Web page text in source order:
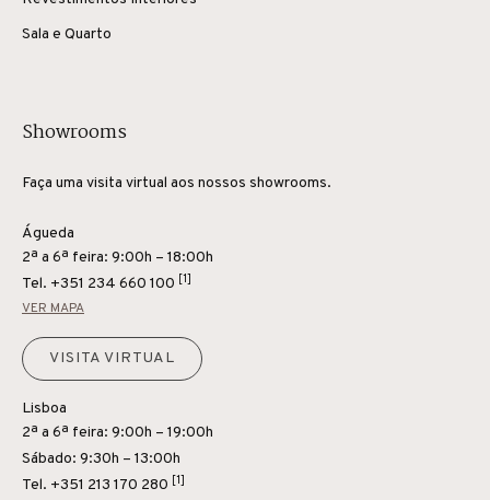
Sala e Quarto
Showrooms
Faça uma visita virtual aos nossos showrooms.
Águeda
2ª a 6ª feira: 9:00h – 18:00h
Tel. +351 234 660 100 [1]
VER MAPA
VISITA VIRTUAL
Lisboa
2ª a 6ª feira: 9:00h – 19:00h
Sábado: 9:30h – 13:00h
Tel. +351 213 170 280 [1]